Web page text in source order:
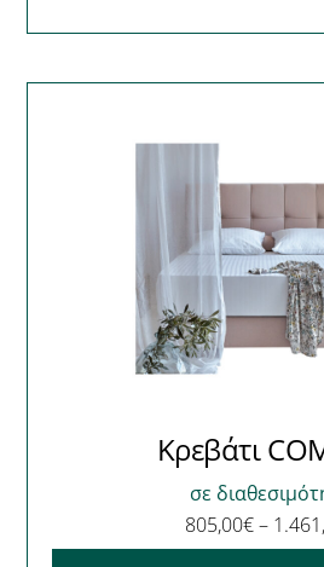
Κρεβάτι
σε
805,00€–